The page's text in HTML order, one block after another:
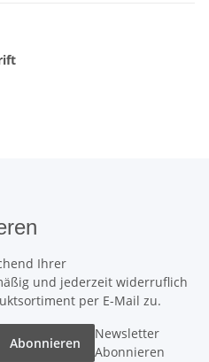
Ihrer
und jederzeit widerruflich
per E-Mail zu.
Abonnieren
Newsletter
Abonnieren